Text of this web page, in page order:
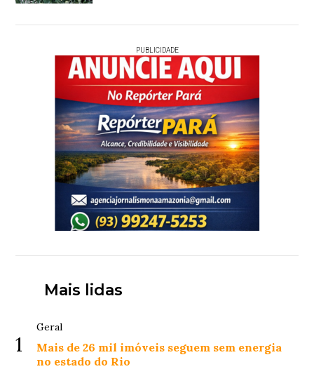
PUBLICIDADE
Mais lidas
1
Geral
Mais de 26 mil imóveis seguem sem energia
no estado do Rio